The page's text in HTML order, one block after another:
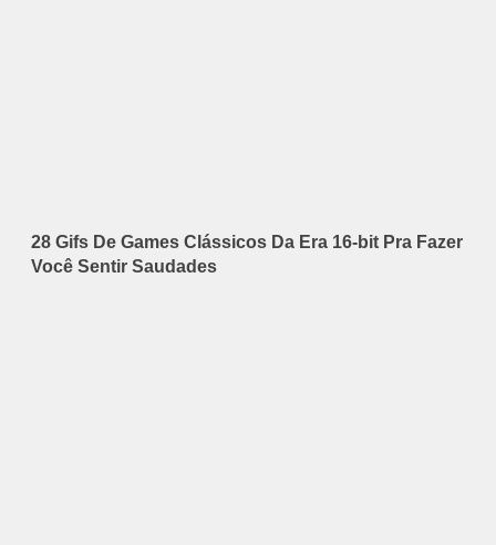
28 Gifs De Games Clássicos Da Era 16-bit Pra Fazer
Você Sentir Saudades